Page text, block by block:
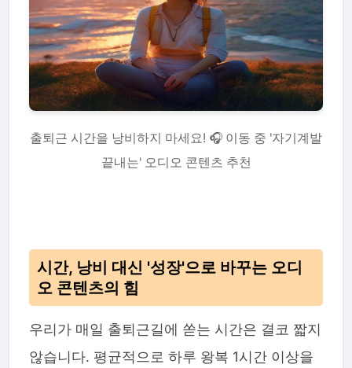
출퇴근 시간을 낭비하지 마세요! 🎧 이동 중 '자기계발
끝내는' 오디오 콘텐츠 추천
시간, 낭비 대신 '성장'으로 바꾸는 오디
오 콘텐츠의 힘
우리가 매일 출퇴근길에 쏟는 시간은 결코 짧지
않습니다. 평균적으로 하루 왕복 1시간 이상을